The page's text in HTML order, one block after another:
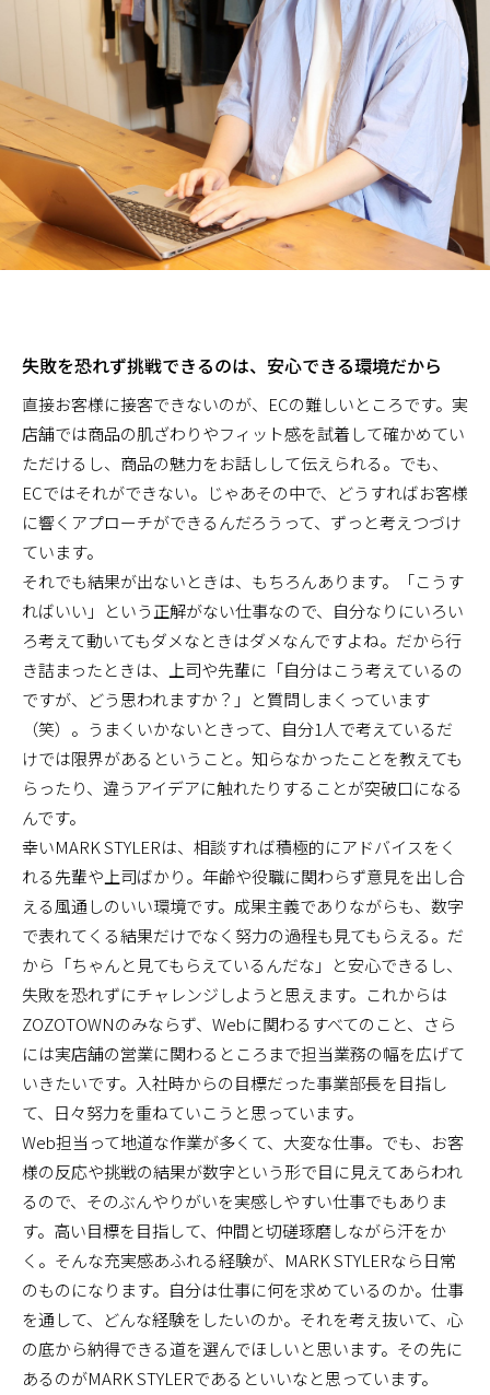
失敗を恐れず挑戦できるのは、安心できる環境だから
直接お客様に接客できないのが、ECの難しいところです。実
店舗では商品の肌ざわりやフィット感を試着して確かめてい
ただけるし、商品の魅力をお話しして伝えられる。でも、
ECではそれができない。じゃあその中で、どうすればお客様
に響くアプローチができるんだろうって、ずっと考えつづけ
ています。
それでも結果が出ないときは、もちろんあります。「こうす
ればいい」という正解がない仕事なので、自分なりにいろい
ろ考えて動いてもダメなときはダメなんですよね。だから行
き詰まったときは、上司や先輩に「自分はこう考えているの
ですが、どう思われますか？」と質問しまくっています
（笑）。うまくいかないときって、自分1人で考えているだ
けでは限界があるということ。知らなかったことを教えても
らったり、違うアイデアに触れたりすることが突破口になる
んです。
幸いMARK STYLERは、相談すれば積極的にアドバイスをく
れる先輩や上司ばかり。年齢や役職に関わらず意見を出し合
える風通しのいい環境です。成果主義でありながらも、数字
で表れてくる結果だけでなく努力の過程も見てもらえる。だ
から「ちゃんと見てもらえているんだな」と安心できるし、
失敗を恐れずにチャレンジしようと思えます。これからは
ZOZOTOWNのみならず、Webに関わるすべてのこと、さら
には実店舗の営業に関わるところまで担当業務の幅を広げて
いきたいです。入社時からの目標だった事業部長を目指し
て、日々努力を重ねていこうと思っています。
Web担当って地道な作業が多くて、大変な仕事。でも、お客
様の反応や挑戦の結果が数字という形で目に見えてあらわれ
るので、そのぶんやりがいを実感しやすい仕事でもありま
す。高い目標を目指して、仲間と切磋琢磨しながら汗をか
く。そんな充実感あふれる経験が、MARK STYLERなら日常
のものになります。自分は仕事に何を求めているのか。仕事
を通して、どんな経験をしたいのか。それを考え抜いて、心
の底から納得できる道を選んでほしいと思います。その先に
あるのがMARK STYLERであるといいなと思っています。